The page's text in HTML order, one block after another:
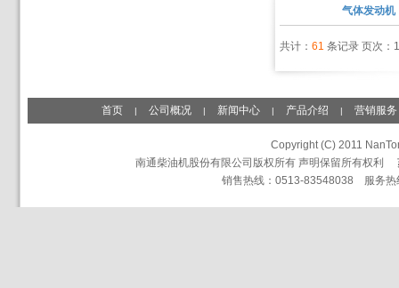
气体发动机
共计： 61 条记录 页次：
首页 | 公司概况 | 新闻中心 | 产品介绍 | 营销服务
Copyright (C) 2011
南通柴油机股份有限公司版权所有 声明保留所有权利
销售热线：0513-83548038 服务热